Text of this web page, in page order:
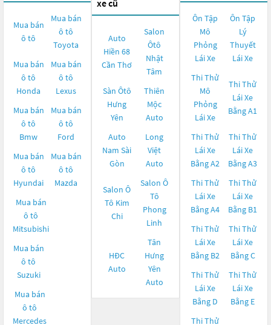
Mua bán
ô tô
Mua bán
ô tô
Toyota
Mua bán
ô tô
Honda
Mua bán
ô tô
Lexus
Mua bán
ô tô
Bmw
Mua bán
ô tô
Ford
Mua bán
ô tô
Hyundai
Mua bán
ô tô
Mazda
Mua bán
ô tô
Mitsubishi
Mua bán
ô tô
Suzuki
Mua bán
ô tô
Mercedes
xe cũ
Auto
Hiền 68
Cần Thơ
Salon
Ôtô
Nhật
Tâm
Sàn Ôtô
Hưng
Yên
Thiên
Mộc
Auto
Auto
Nam Sài
Gòn
Long
Việt
Auto
Salon Ô
Tô Kim
Chi
Salon Ô
Tô
Phong
Linh
HĐC
Auto
Tân
Hưng
Yên
Auto
Ôn Tập
Mô
Phỏng
Lái Xe
Ôn Tập
Lý
Thuyết
Lái Xe
Thi Thử
Mô
Phỏng
Lái Xe
Thi Thử
Lái Xe
Bằng A1
Thi Thử
Lái Xe
Bằng A2
Thi Thử
Lái Xe
Bằng A3
Thi Thử
Lái Xe
Bằng A4
Thi Thử
Lái Xe
Bằng B1
Thi Thử
Lái Xe
Bằng B2
Thi Thử
Lái Xe
Bằng C
Thi Thử
Lái Xe
Bằng D
Thi Thử
Lái Xe
Bằng E
Thi Thử